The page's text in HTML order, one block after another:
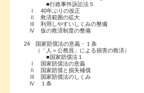
■行政事件訴訟法５
Ⅰ 40年ぶりの改正
Ⅱ 救済範囲の拡大
Ⅲ 利用しやすいしくみの整備
Ⅳ 仮の救済制度の整備
24 国家賠償法の意義・１条
（「人＝公務員」による損害の救済）
■国家賠償法１
Ⅰ 国家賠償法の意義
Ⅱ 国家賠償と損失補償
Ⅲ 国家賠償法のしくみ
Ⅳ １条